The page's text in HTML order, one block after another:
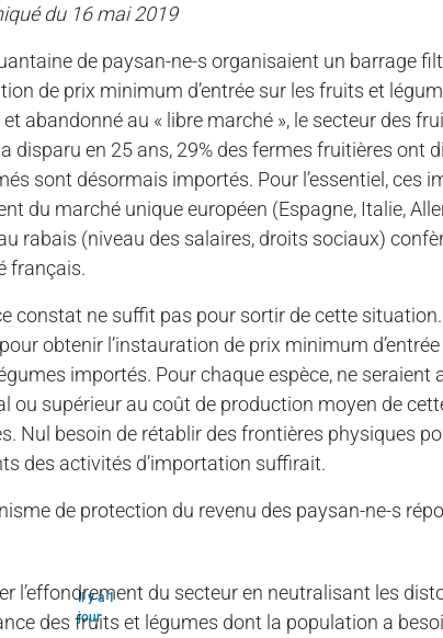
du 16 mai 2019
de paysan-ne-s organisaient un barrage
de prix minimum d’entrée sur les fruits et
abandonné au « libre marché », le secteur des
disparu en 25 ans, 29% des fermes fruitières ont
sont désormais importés. Pour l’essentiel, ces
du marché unique européen (Espagne, Italie,
rabais (niveau des salaires, droits sociaux)
français.
constat ne suffit pas pour sortir de cette
obtenir l’instauration de prix minimum
importés. Pour chaque espèce, ne
ou supérieur au coût de production moyen de
Nul besoin de rétablir des frontières physiques
des activités d’importation suffirait.
de protection du revenu des paysan-ne-s
l’effondrement du secteur en neutralisant les
des fruits et légumes dont la population a
Il y a 1
jour